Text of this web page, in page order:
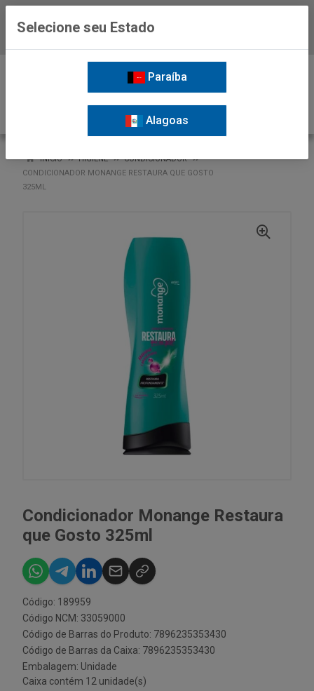
INÍCIO HIGIENE
CONDICIONADOR
CONDICIONADOR MONANGE RESTAURA QUE GOSTO
325ML
Condicionador Monange Restaura
que Gosto 325ml
Código: 189959
Código NCM: 33059000
Código de Barras do Produto: 7896235353430
Código de Barras da Caixa: 7896235353430
Embalagem: Unidade
Caixa contém 12 unidade(s)
Selecione seu Estado
Paraíba
Alagoas